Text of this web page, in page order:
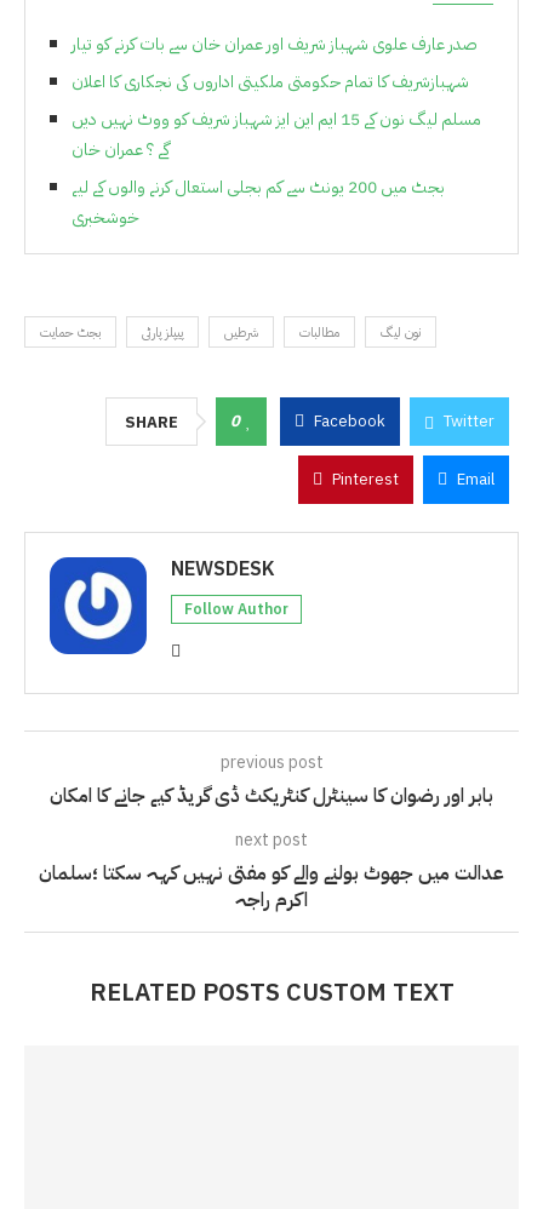
صدر عارف علوی شہباز شریف اور عمران خان سے بات کرنے کو تیار
شہبازشریف کا تمام حکومتی ملکیتی اداروں کی نجکاری کا اعلان
مسلم لیگ نون کے 15 ایم این ایز شہباز شریف کو ووٹ نہیں دیں
گے ؟ عمران خان
بجٹ میں 200 یونٹ سے کم بجلی استعال کرنے والوں کے لیے
خوشخبری
بجٹ حمایت پیپلز پارٹی شرطیں مطالبات نون لیگ
SHARE 0 Facebook Twitter
Pinterest Email
NEWSDESK
Follow Author
previous post
بابر اور رضوان کا سینٹرل کنٹریکٹ ڈی گریڈ کیے جانے کا امکان
next post
عدالت میں جھوٹ بولنے والے کو مفتی نہیں کہہ سکتا ؛سلمان
اکرم راجہ
RELATED POSTS CUSTOM TEXT